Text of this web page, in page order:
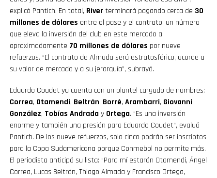
explicó Pantich. En total, Riverterminará pagando cerca de 30
millones de dólares entre el pase y el contrato, un número
que eleva la inversión del club en este mercado a
aproximadamente 70 millones de dólares por nueve
refuerzos. “El contrato de Almada será estratosférico, acorde a
su valor de mercado y a su jerarquía”, subrayó.
Eduardo Coudet ya cuenta con un plantel cargado de nombres:
Correa, Otamendi, Beltrán, Borré, Arambarri, Giovanni
González, Tobías Andrada y Ortega. “Es una inversión
enorme y también una presión para Eduardo Coudet”, evaluó
Pantich. De los nueve refuerzos, solo cinco podrán ser inscriptos
para la Copa Sudamericana porque Conmebol no permite más.
El periodista anticipó su lista: “Para mí estarán Otamendi, Ángel
Correa, Lucas Beltrán, Thiago Almada y Francisco Ortega,